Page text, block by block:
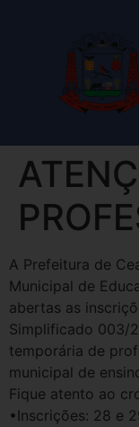
A Prefeitura de
Municipal de
abertas as
Simplificado 003/
temporária de
municipal de
Fique atento ao
•Inscrições: 28 e